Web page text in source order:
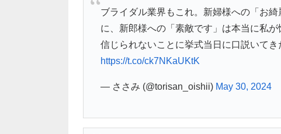
ブライダル業界もこれ。新婦様への「お
に、新郎様への「素敵です」は本当に私
信じられないことに挙式当日に口説いてき
https://t.co/ck7NKaUKtK
— ささみ (@torisan_oishii) May 30, 2024